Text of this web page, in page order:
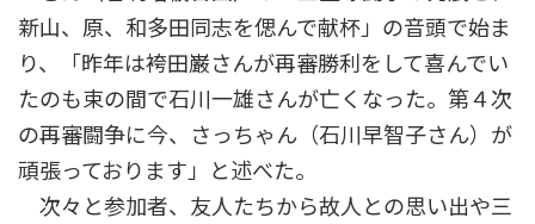
新山、原、和多田同志を偲んで献杯」の音頭で始ま
り、「昨年は袴田巌さんが再審勝利をして喜んでい
たのも束の間で石川一雄さんが亡くなった。第４次
の再審闘争に今、さっちゃん（石川早智子さん）が
頑張っております」と述べた。
次々と参加者、友人たちから故人との思い出や三